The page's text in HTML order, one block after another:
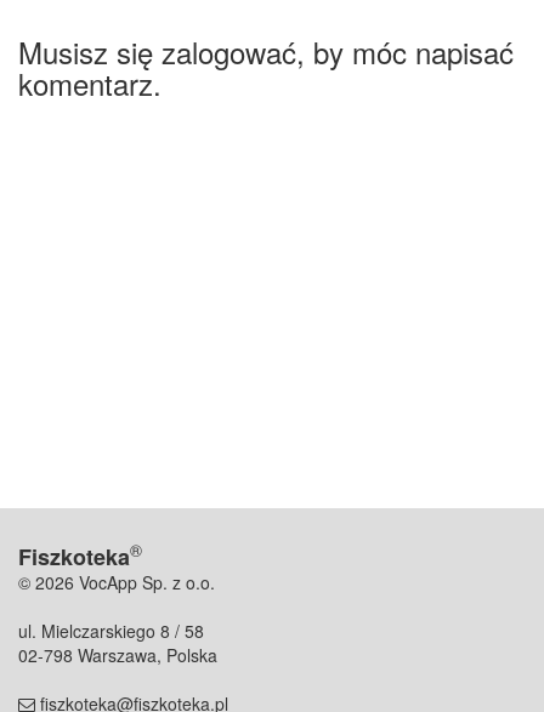
Musisz się zalogować, by móc napisać
komentarz.
Fiszkoteka®
© 2026 VocApp Sp. z o.o.
ul. Mielczarskiego 8 / 58
02-798 Warszawa, Polska
fiszkoteka@fiszkoteka.pl